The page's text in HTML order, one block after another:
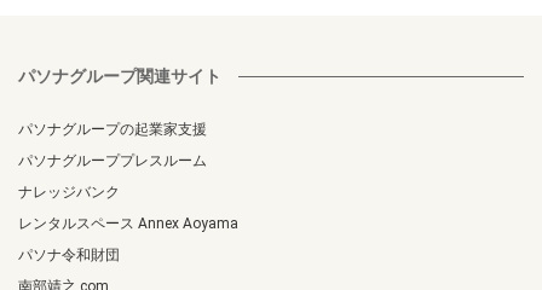
パソナグループ関連サイト
パソナグループの起業家支援
パソナグループプレスルーム
ナレッジバンク
レンタルスペース Annex Aoyama
パソナ令和財団
南部靖之.com